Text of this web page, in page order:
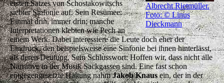
Albrecht Rietmüller.
Foto: © Linus
Dieckmann
ersten Satzes von Schostakowitschs
siebter Sinfonie auf. Sein Resümee:
Einmal drin, immer drin; manche
Interpretationen klebten wie Pech an
einem Werk. Dabei interessiere die Leute doch eher der
Eindruck, den beispielsweise eine Sinfonie bei ihnen hinterlässt,
als deren Deutung. Sein Schlusswort: Hoffen wir, dass nicht alle
Narrative in der Musik Sackgassen sind. Eine fast schon
entgegengesetzte Haltung nahmJakob Knausein, der in der